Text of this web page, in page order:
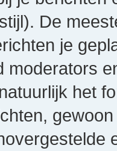
De
je
moderators
het